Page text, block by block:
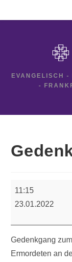
EVANGELISCH
-
11:15
23.01.2022
Gedenkgang
Ermordeten an